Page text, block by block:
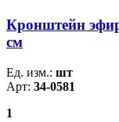
Кронштейн
см
Ед. изм.: шт
Арт: 34-0581
1